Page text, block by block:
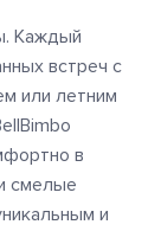
Каждый
встреч с
или летним
в
смелые
и